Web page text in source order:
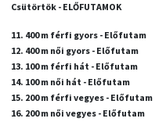
Csütörtök - ELŐFUTAMOK
11. 400 m férfi gyors - Előfutam
12. 400 m női gyors - Előfutam
13. 100 m férfi hát - Előfutam
14. 100 m női hát - Előfutam
15. 200 m férfi vegyes - Előfutam
16. 200 m női vegyes - Előfutam